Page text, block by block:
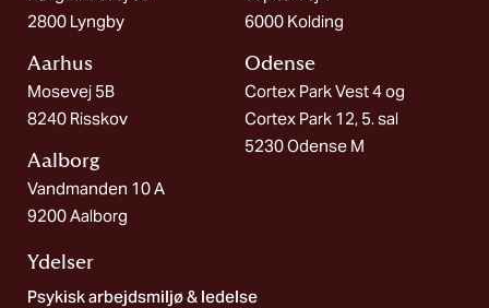
2800 Lyngby
Aarhus
Mosevej 5B
8240 Risskov
Aalborg​
Vandmanden 10 A
9200 Aalborg
6000 Kolding
Odense
Cortex Park Vest 4 og
Cortex Park 12, 5. sal
5230 Odense M
Ydelser
Psykisk arbejdsmiljø & ledelse